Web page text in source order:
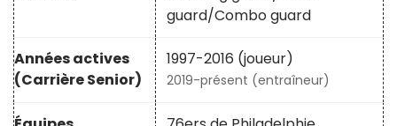
guard/Combo guard
Années actives
(Carrière Senior)
1997-2016 (joueur)
2019-présent (entraîneur)